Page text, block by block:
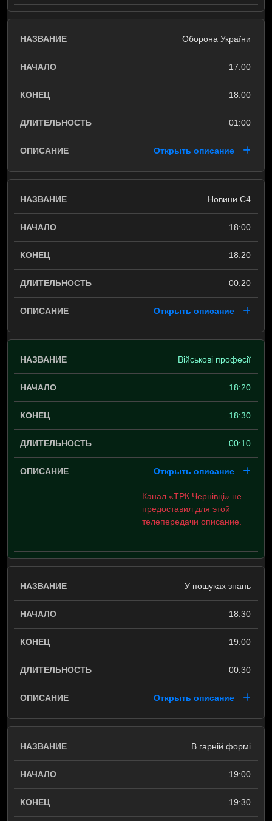
Оборона України
17:00
18:00
01:00
Открыть описание
Новини С4
18:00
18:20
00:20
Открыть описание
Військові професії
18:20
18:30
00:10
Открыть описание
Канал «ТРК Чернівці» не
предоставил для этой
телепередачи описание.
У пошуках знань
18:30
19:00
00:30
Открыть описание
В гарній формі
19:00
19:30